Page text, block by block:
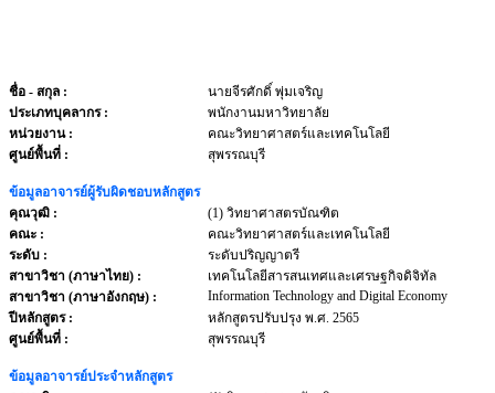
ชื่อ - สกุล :
นายจีรศักดิ์ พุ่มเจริญ
ประเภทบุคลากร :
พนักงานมหาวิทยาลัย
หน่วยงาน :
คณะวิทยาศาสตร์และเทคโนโลยี
ศูนย์พื้นที่ :
สุพรรณบุรี
ข้อมูลอาจารย์ผู้รับผิดชอบหลักสูตร
คุณวุฒิ :
(1) วิทยาศาสตรบัณฑิต
คณะ :
คณะวิทยาศาสตร์และเทคโนโลยี
ระดับ :
ระดับปริญญาตรี
สาขาวิชา (ภาษาไทย) :
เทคโนโลยีสารสนเทศและเศรษฐกิจดิจิทัล
สาขาวิชา (ภาษาอังกฤษ) :
Information Technology and Digital Economy
ปีหลักสูตร :
หลักสูตรปรับปรุง พ.ศ. 2565
ศูนย์พื้นที่ :
สุพรรณบุรี
ข้อมูลอาจารย์ประจำหลักสูตร